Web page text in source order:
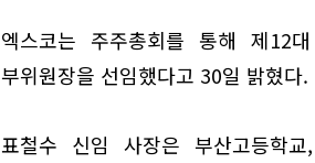
엑스코는 주주총회를 통해 제12
부위원장을 선임했다고 30일 밝혔다.
표철수 신임 사장은 부산고등학